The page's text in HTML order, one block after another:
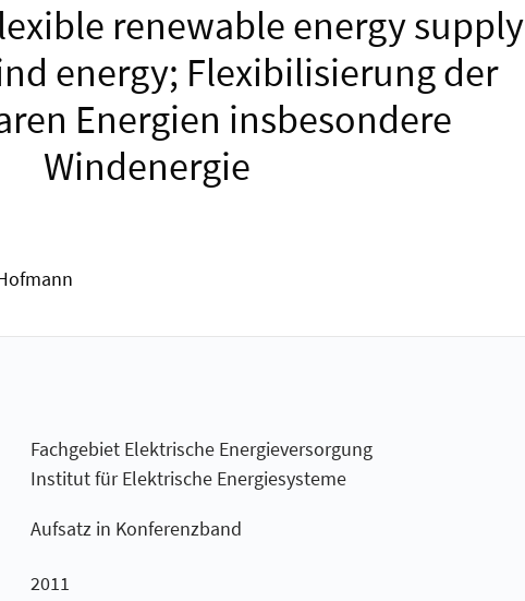
renewable energy supply
energy; Flexibilisierung der
Energien insbesondere
Windenergie
Fachgebiet Elektrische Energieversorgung
Institut für Elektrische Energiesysteme
Aufsatz in Konferenzband
2011